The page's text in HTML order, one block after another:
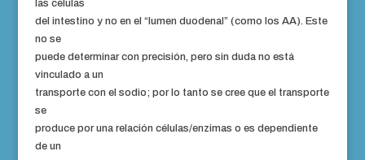
las células
del intestino y no en el “lumen duodenal” (como los AA). Este
no se
puede determinar con precisión, pero sin duda no está
vinculado a un
transporte con el sodio; por lo tanto se cree que el transporte
se
produce por una relación células/enzimas o es dependiente
de un